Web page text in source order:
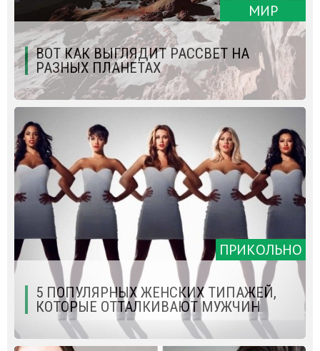
МИР
ВОТ КАК ВЫГЛЯДИТ РАССВЕТ НА
РАЗНЫХ ПЛАНЕТАХ
ПРИКОЛЬНО
5 ПОПУЛЯРНЫХ ЖЕНСКИХ ТИПАЖЕЙ,
КОТОРЫЕ ОТТАЛКИВАЮТ МУЖЧИН